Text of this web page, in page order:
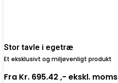
Stor tavle i egetræ
Et eksklusivt og miljøvenligt produkt
Fra Kr. 695.42 ,- ekskl. moms